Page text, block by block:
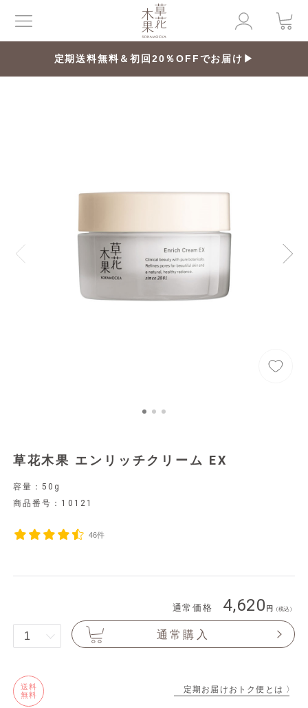
定期送料無料＆初回20％OFFでお届け▶
草花木果 エンリッチクリーム EX
容量：50g
商品番号： 10121
46件
通常価格 4,620 （税込）
通常購入
定期お届けおトク便とは 〉
送料
無料